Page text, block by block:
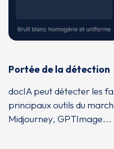
Portée de la détection
docIA peut détecter les
principaux outils du
Midjourney, GPTImage...